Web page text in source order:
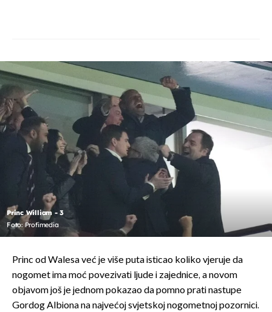
Princ William - 3
Foto: Profimedia
Princ od Walesa već je više puta isticao koliko vjeruje da
nogomet ima moć povezivati ljude i zajednice, a novom
objavom još je jednom pokazao da pomno prati nastupe
Gordog Albiona na najvećoj svjetskoj nogometnoj pozornici.